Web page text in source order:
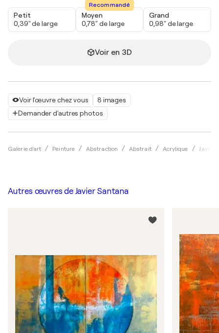
Voir l'œuvre chez vous
8 images
Demander d'autres photos
Galerie d'art Peinture Abstraction Abstrait Acrylique Javier
Petit
0,39" de large
Recommandé
Moyen
0,78" de large
Grand
0,98" de large
Voir en 3D
Autres œuvres de Javier Santana